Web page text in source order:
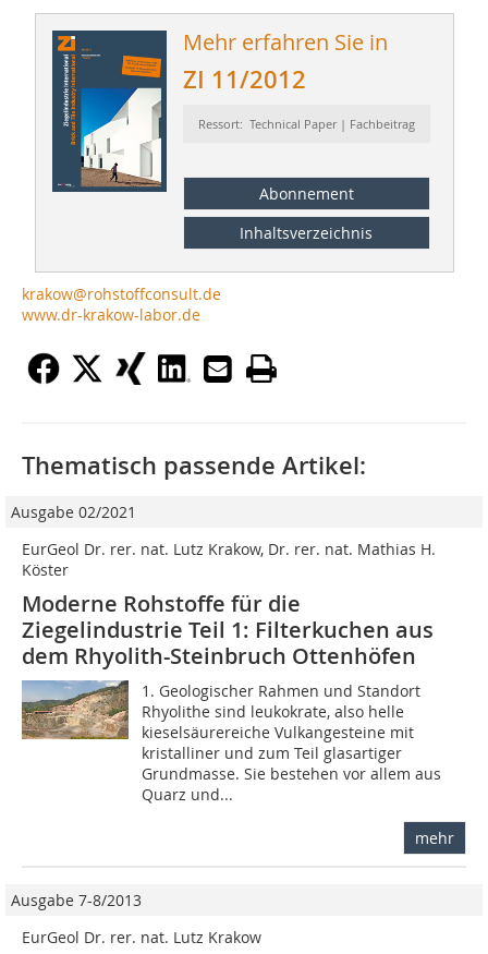
Mehr erfahren Sie in
ZI 11/2012
Ressort: Technical Paper | Fachbeitrag
Abonnement
Inhaltsverzeichnis
krakow@rohstoffconsult.de
www.dr-krakow-labor.de
Thematisch passende Artikel:
Ausgabe 02/2021
EurGeol Dr. rer. nat. Lutz Krakow, Dr. rer. nat. Mathias H.
Köster
Moderne Rohstoffe für die
Ziegelindustrie Teil 1: Filterkuchen aus
dem Rhyolith-Steinbruch Ottenhöfen
1. Geologischer Rahmen und Standort
Rhyolithe sind leukokrate, also helle
kieselsäurereiche Vulkangesteine mit
kristalliner und zum Teil glasartiger
Grundmasse. Sie bestehen vor allem aus
Quarz und...
mehr
Ausgabe 7-8/2013
EurGeol Dr. rer. nat. Lutz Krakow